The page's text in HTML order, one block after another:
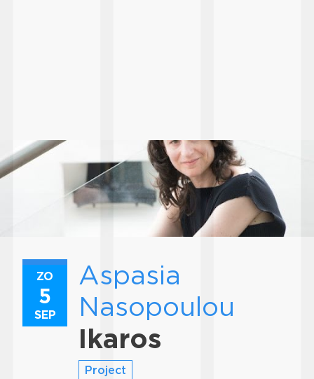
ZO
5
SEP
Aspasia
Nasopoulou
Ikaros
Project